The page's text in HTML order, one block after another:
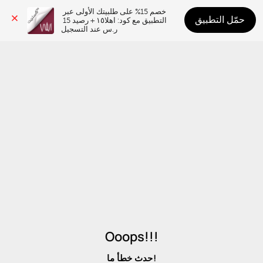
ر.س عند التسجيل
حمّل التطبيق
Ooops!!!
حدث خطأ ما!